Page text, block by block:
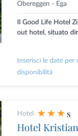
Obereggen - Ega
Il Good Life Hotel
out hotel, situato
Inserisci le date per
disponibilità
Hotel s
Hotel